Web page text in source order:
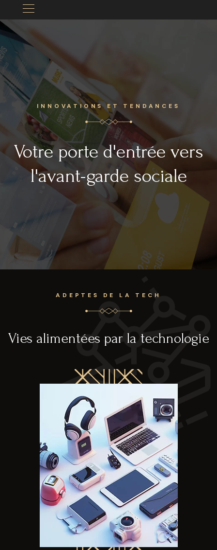
INNOVATIONS ET TENDANCES
Votre porte d'entrée vers
l'avant-garde sociale
ADEPTES DE LA TECH
Vies alimentées par la technologie